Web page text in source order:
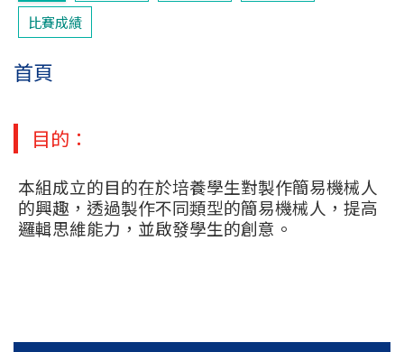
比賽成績
首頁
目的：
本組成立的目的在於培養學生對製作簡易機械人
的興趣，透過製作不同類型的簡易機械人，提高
邏輯思維能力，並啟發學生的創意。